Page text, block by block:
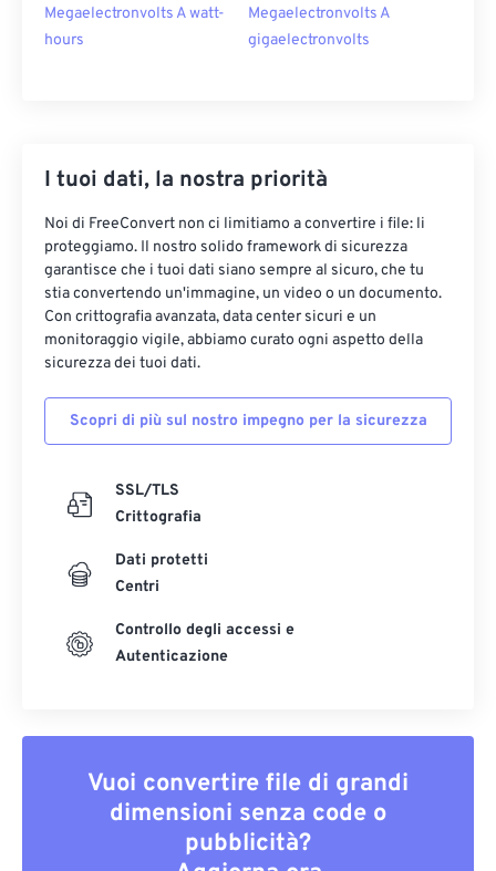
Megaelectronvolts A watt-
hours
Megaelectronvolts A
gigaelectronvolts
I tuoi dati, la nostra priorità
Noi di FreeConvert non ci limitiamo a convertire i file: li
proteggiamo. Il nostro solido framework di sicurezza
garantisce che i tuoi dati siano sempre al sicuro, che tu
stia convertendo un'immagine, un video o un documento.
Con crittografia avanzata, data center sicuri e un
monitoraggio vigile, abbiamo curato ogni aspetto della
sicurezza dei tuoi dati.
Scopri di più sul nostro impegno per la sicurezza
SSL/TLS
Crittografia
Dati protetti
Centri
Controllo degli accessi e
Autenticazione
Vuoi convertire file di grandi
dimensioni senza code o
pubblicità?